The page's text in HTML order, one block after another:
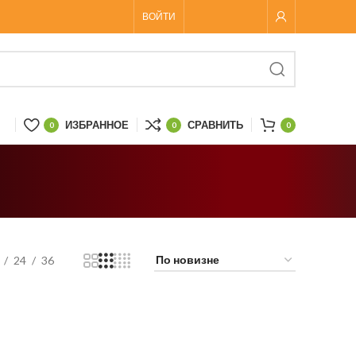
ВОЙТИ
0 ИЗБРАННОЕ 0 СРАВНИТЬ 0
24 36